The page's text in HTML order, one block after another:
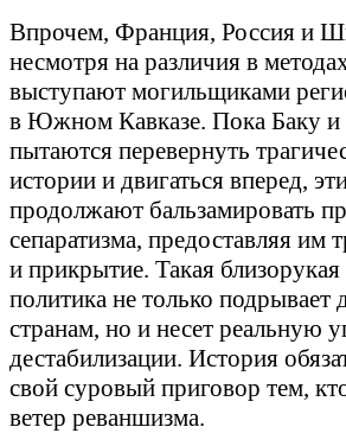
Впрочем, Франция, Россия и
несмотря на различия в
выступают могильщиками
в Южном Кавказе. Пока Баку и
пытаются перевернуть
истории и двигаться вперед,
продолжают бальзамировать
сепаратизма, предоставляя им
и прикрытие. Такая
политика не только подрывает
странам, но и несет реальную
дестабилизации. История
свой суровый приговор тем,
ветер реваншизма.